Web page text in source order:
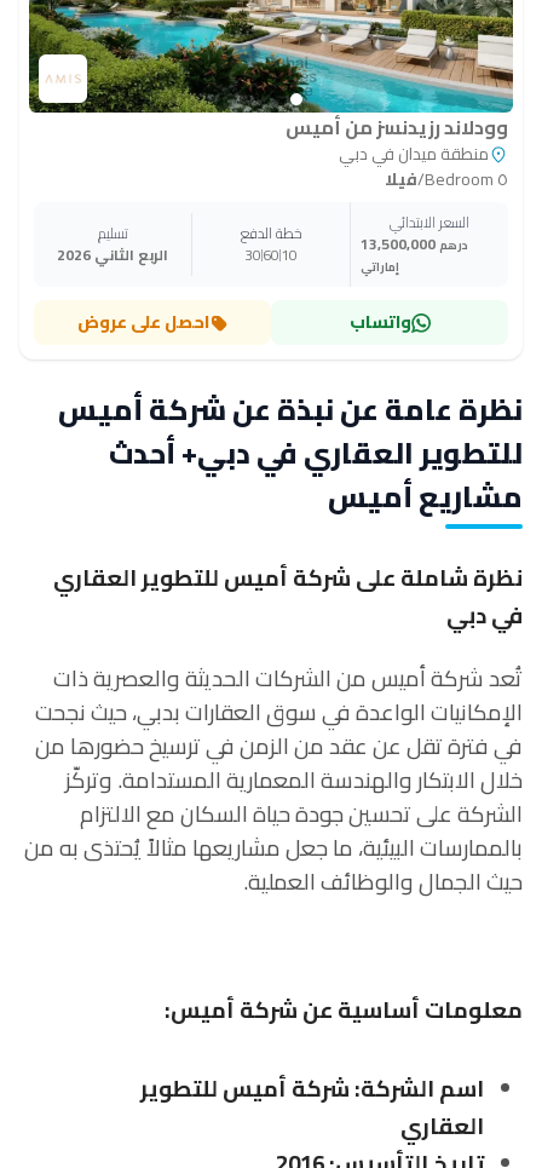
وودلاند رزيدنسز من أميس
منطقة ميدان في دبي
٥ Bedroom
/فيلا
السعر الابتدائي
13,500,000 درهم
إماراتي
خطة الدفع
10
60
30
تسليم
الربع الثاني 2026
واتساب احصل على عروض
نظرة عامة عن نبذة عن شركة أميس
للتطوير العقاري في دبي+ أحدث
مشاريع أميس
نظرة شاملة على شركة أميس للتطوير العقاري
في دبي
تُعد شركة أميس من الشركات الحديثة والعصرية ذات
الإمكانيات الواعدة في سوق العقارات بدبي، حيث نجحت
في فترة تقل عن عقد من الزمن في ترسيخ حضورها من
خلال الابتكار والهندسة المعمارية المستدامة. وتركّز
الشركة على تحسين جودة حياة السكان مع الالتزام
بالممارسات البيئية، ما جعل مشاريعها مثالاً يُحتذى به من
حيث الجمال والوظائف العملية.
معلومات أساسية عن شركة أميس:
اسم الشركة: شركة أميس للتطوير
العقاري